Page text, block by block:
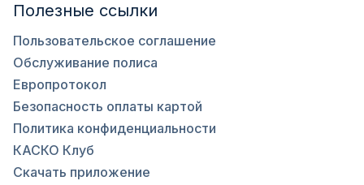
Полезные ссылки
Пользовательское соглашение
Обслуживание полиса
Европротокол
Безопасность оплаты картой
Политика конфиденциальности
КАСКО Клуб
Скачать приложение